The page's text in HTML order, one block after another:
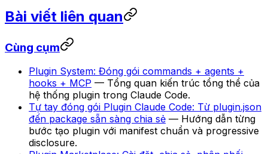
Bài viết liên quan
Cùng cụm
Plugin System: Đóng gói commands + agents +
hooks + MCP — Tổng quan kiến trúc tổng thể của
hệ thống plugin trong Claude Code.
Tự tay đóng gói Plugin Claude Code: Từ plugin.json
đến package sẵn sàng chia sẻ — Hướng dẫn từng
bước tạo plugin với manifest chuẩn và progressive
disclosure.